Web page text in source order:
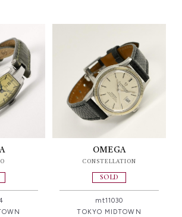
OMEGA
CONSTELLATION
SOLD
mt11030
TOKYO MIDTOWN